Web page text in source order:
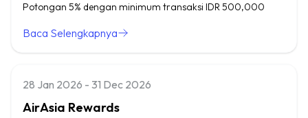
Potongan 5% dengan minimum transaksi IDR 500,000
Baca Selengkapnya
28 Jan 2026 - 31 Dec 2026
AirAsia Rewards